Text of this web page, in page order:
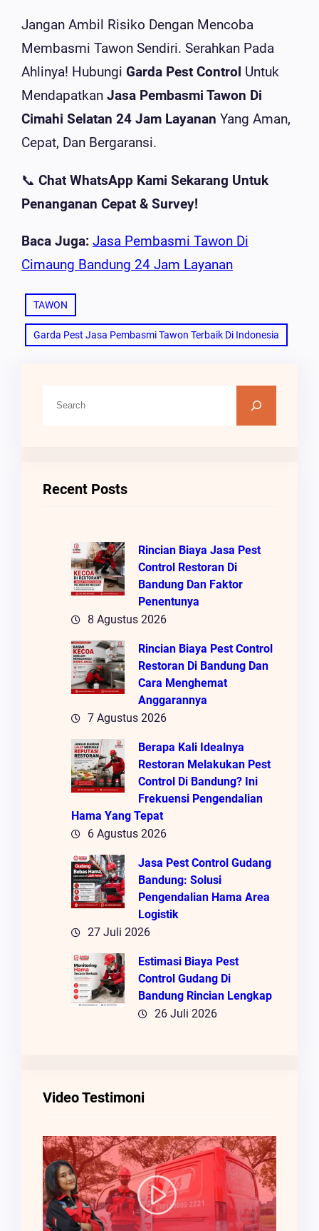
Jangan Ambil Risiko Dengan Mencoba
Membasmi Tawon Sendiri. Serahkan Pada
Ahlinya! Hubungi Garda Pest Control Untuk
Mendapatkan Jasa Pembasmi Tawon Di
Cimahi Selatan 24 Jam Layanan Yang Aman,
Cepat, Dan Bergaransi.
📞 Chat WhatsApp Kami Sekarang Untuk
Penanganan Cepat & Survey!
Baca Juga: Jasa Pembasmi Tawon Di
Cimaung Bandung 24 Jam Layanan
TAWON
Garda Pest Jasa Pembasmi Tawon Terbaik Di Indonesia
Recent Posts
Rincian Biaya Jasa Pest
Control Restoran Di
Bandung Dan Faktor
Penentunya
8 Agustus 2026
Rincian Biaya Pest Control
Restoran Di Bandung Dan
Cara Menghemat
Anggarannya
7 Agustus 2026
Berapa Kali Idealnya
Restoran Melakukan Pest
Control Di Bandung? Ini
Frekuensi Pengendalian
Hama Yang Tepat
6 Agustus 2026
Jasa Pest Control Gudang
Bandung: Solusi
Pengendalian Hama Area
Logistik
27 Juli 2026
Estimasi Biaya Pest
Control Gudang Di
Bandung Rincian Lengkap
26 Juli 2026
Video Testimoni